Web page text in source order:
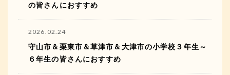
の皆さんにおすすめ
2026.02.24
守山市＆栗東市＆草津市＆大津市の小学校３年生～
６年生の皆さんにおすすめ